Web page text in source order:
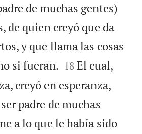
de muchas gentes)
de quien creyó que da
y que llama las cosas
si fueran. 

18 El cual,
creyó en esperanza,
padre de muchas
a lo que le había sido